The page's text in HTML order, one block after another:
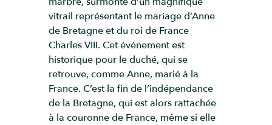
vitrail représentant le mariage d’Anne
de Bretagne et du roi de France
Charles VIII. Cet événement est
historique pour le duché, qui se
retrouve, comme Anne, marié à la
France. C’est la fin de l’indépendance
de la Bretagne, qui est alors rattachée
à la couronne de France, même si elle